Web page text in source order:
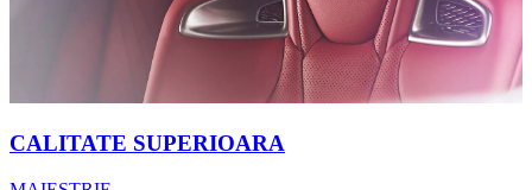
CALITATE SUPERIOARA